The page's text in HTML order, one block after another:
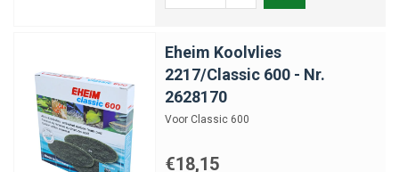
Eheim Koolvlies
2217/Classic 600 - Nr.
2628170
Voor Classic 600
€18,15